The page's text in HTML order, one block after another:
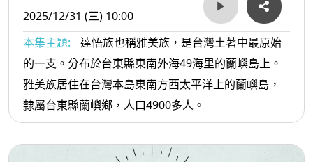
2025/12/31 (三) 10:00
本集主題:
達悟族也稱雅美族，是台灣土著中最原始
的一支。分布於台東縣東南外海49海里的蘭嶼島上。
雅美族居住在台灣本島東南方西太平洋上的蘭嶼島，
隸屬台東縣蘭嶼鄉，人口4900多人。